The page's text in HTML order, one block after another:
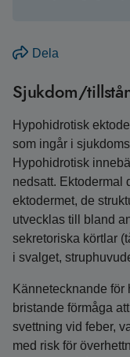
Dela
Sjukdom/
Hypohidrotisk
som ingår i
Hypohidrotisk
nedsatt. Ektodermal
ektodermet, de
utvecklas till bland
sekretoriska körtlar
i svalget,
Kännetecknande
bristande förmåga
svettning vid feber,
med risk för